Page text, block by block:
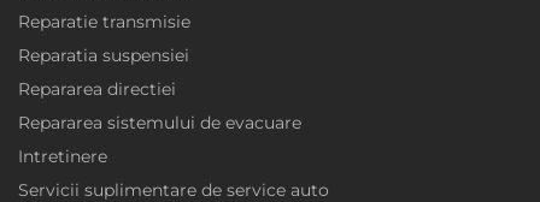
Reparatie transmisie
Reparatia suspensiei
Repararea directiei
Repararea sistemului de evacuare
Intretinere
Servicii suplimentare de service auto